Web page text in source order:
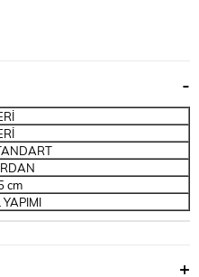
cm
YAPIMI